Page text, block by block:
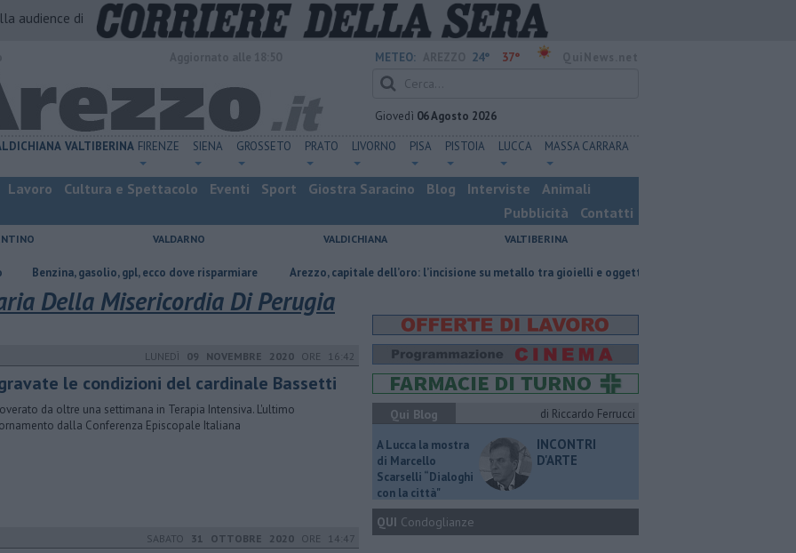
audience di
METEO: 24° 37°
Giovedì 06 Agosto 2026
VALTIBERINA FIRENZE SIENA GROSSETO PRATO LIVORNO PISA PISTOIA LUCCA MASSA CARRARA
Lavoro Cultura e Spettacolo Eventi Sport Giostra Saracino Blog Interviste
Animali
Pubblicità
Contatti
VALDARNO VALDICHIANA VALTIBERINA
gasolio, gpl, ecco dove risparmiare Arezzo, capitale dell’oro: l’incisione su metallo tra gioielli e oggetti personalizzati
Della Misericordia Di Perugia
LUNEDÌ 09 NOVEMBRE 2020 ORE 16:42
le condizioni del cardinale Bassetti
da oltre una settimana in Terapia Intensiva. L'ultimo
dalla Conferenza Episcopale Italiana
SABATO 31 OTTOBRE 2020 ORE 14:47
Qui Blog di Riccardo Ferrucci
A Lucca la mostra
di Marcello
Scarselli “Dialoghi
con la città"
INCONTRI
D'ARTE
QUI Condoglianze